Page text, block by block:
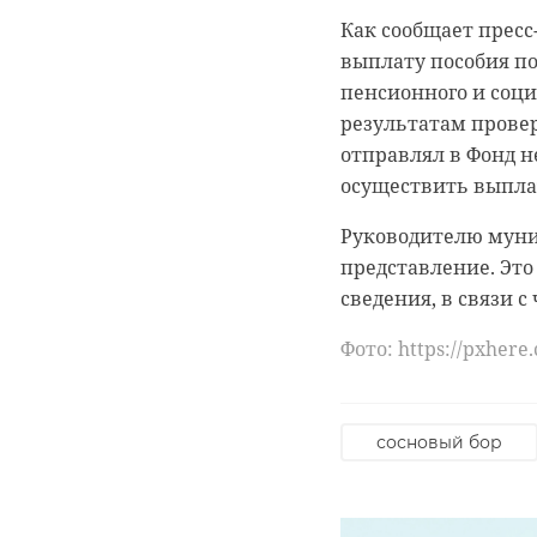
Как сообщает
выплату пособия
пенсионного и
результатам
отправлял в Фонд
осуществить
Руководителю
представление.
сведения, в связи
Фото: https://
сосновый бор
сопровождением
проект
Сенатор отметил,
предварительном
должны будут
претенденты на
провести встречи
отделений своего
упростили правила
По данным от
СЕРВИС" выпускал
требований
движения.
В целях
об